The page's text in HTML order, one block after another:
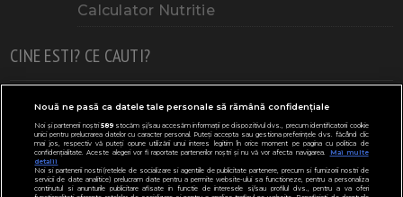
Calculator Nutritie
CINE ESTI? CE CAUTI?
Doresc un copil Adoptia Probleme cu sarcina
Urmeaza sa nasc Probleme alaptare Bebe plange
Bebe febra Caut bona Cresa, Gradinta
Mergem la scoala Copil bolnav Copii cu nevoi speciale
Nouă ne pasă ca datele tale personale să rămână confidențiale
Noi și partenerii noștri589stocăm și/sau accesăm informații pe dispozitivul dvs., precum identificatorii cookie
unici pentru prelucrarea datelor cu caracter personal. Puteți accepta sau gestiona preferințele dvs. făcând clic
mai jos, respectiv vă puteți opune utilizării unui interes legitim în orice moment pe pagina cu politica de
confidențialitate. Aceste alegeri vor fi raportate partenerilor noștri și nu vă vor afecta navigarea.
Mai multe
detalii
Noi si partenerii nostri (retelele de socializare si agentiile de publicitate partenere, precum si furnizorii nostri de
servicii de date analitice) prelucram date pentru a permite website-ului sa functioneze, pentru a personaliza
continutul si anunturile publicitare afisate in functie de interesele si/sau profilul dvs., pentru a va oferi